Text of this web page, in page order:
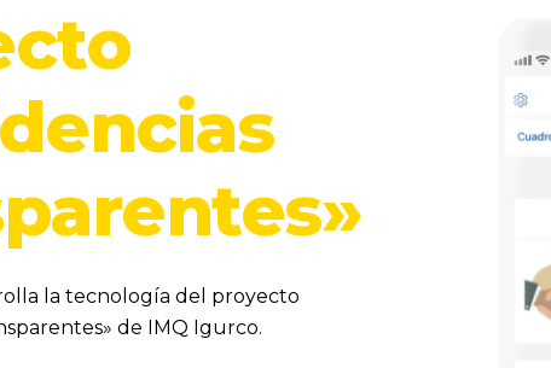
la tecnología del proyecto
de IMQ Igurco.